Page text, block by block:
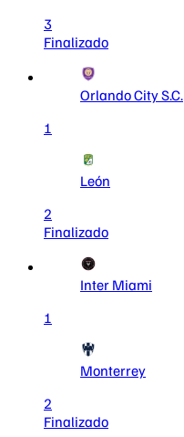
3
Finalizado
Orlando City S.C.
1
León
2
Finalizado
Inter Miami
1
Monterrey
2
Finalizado